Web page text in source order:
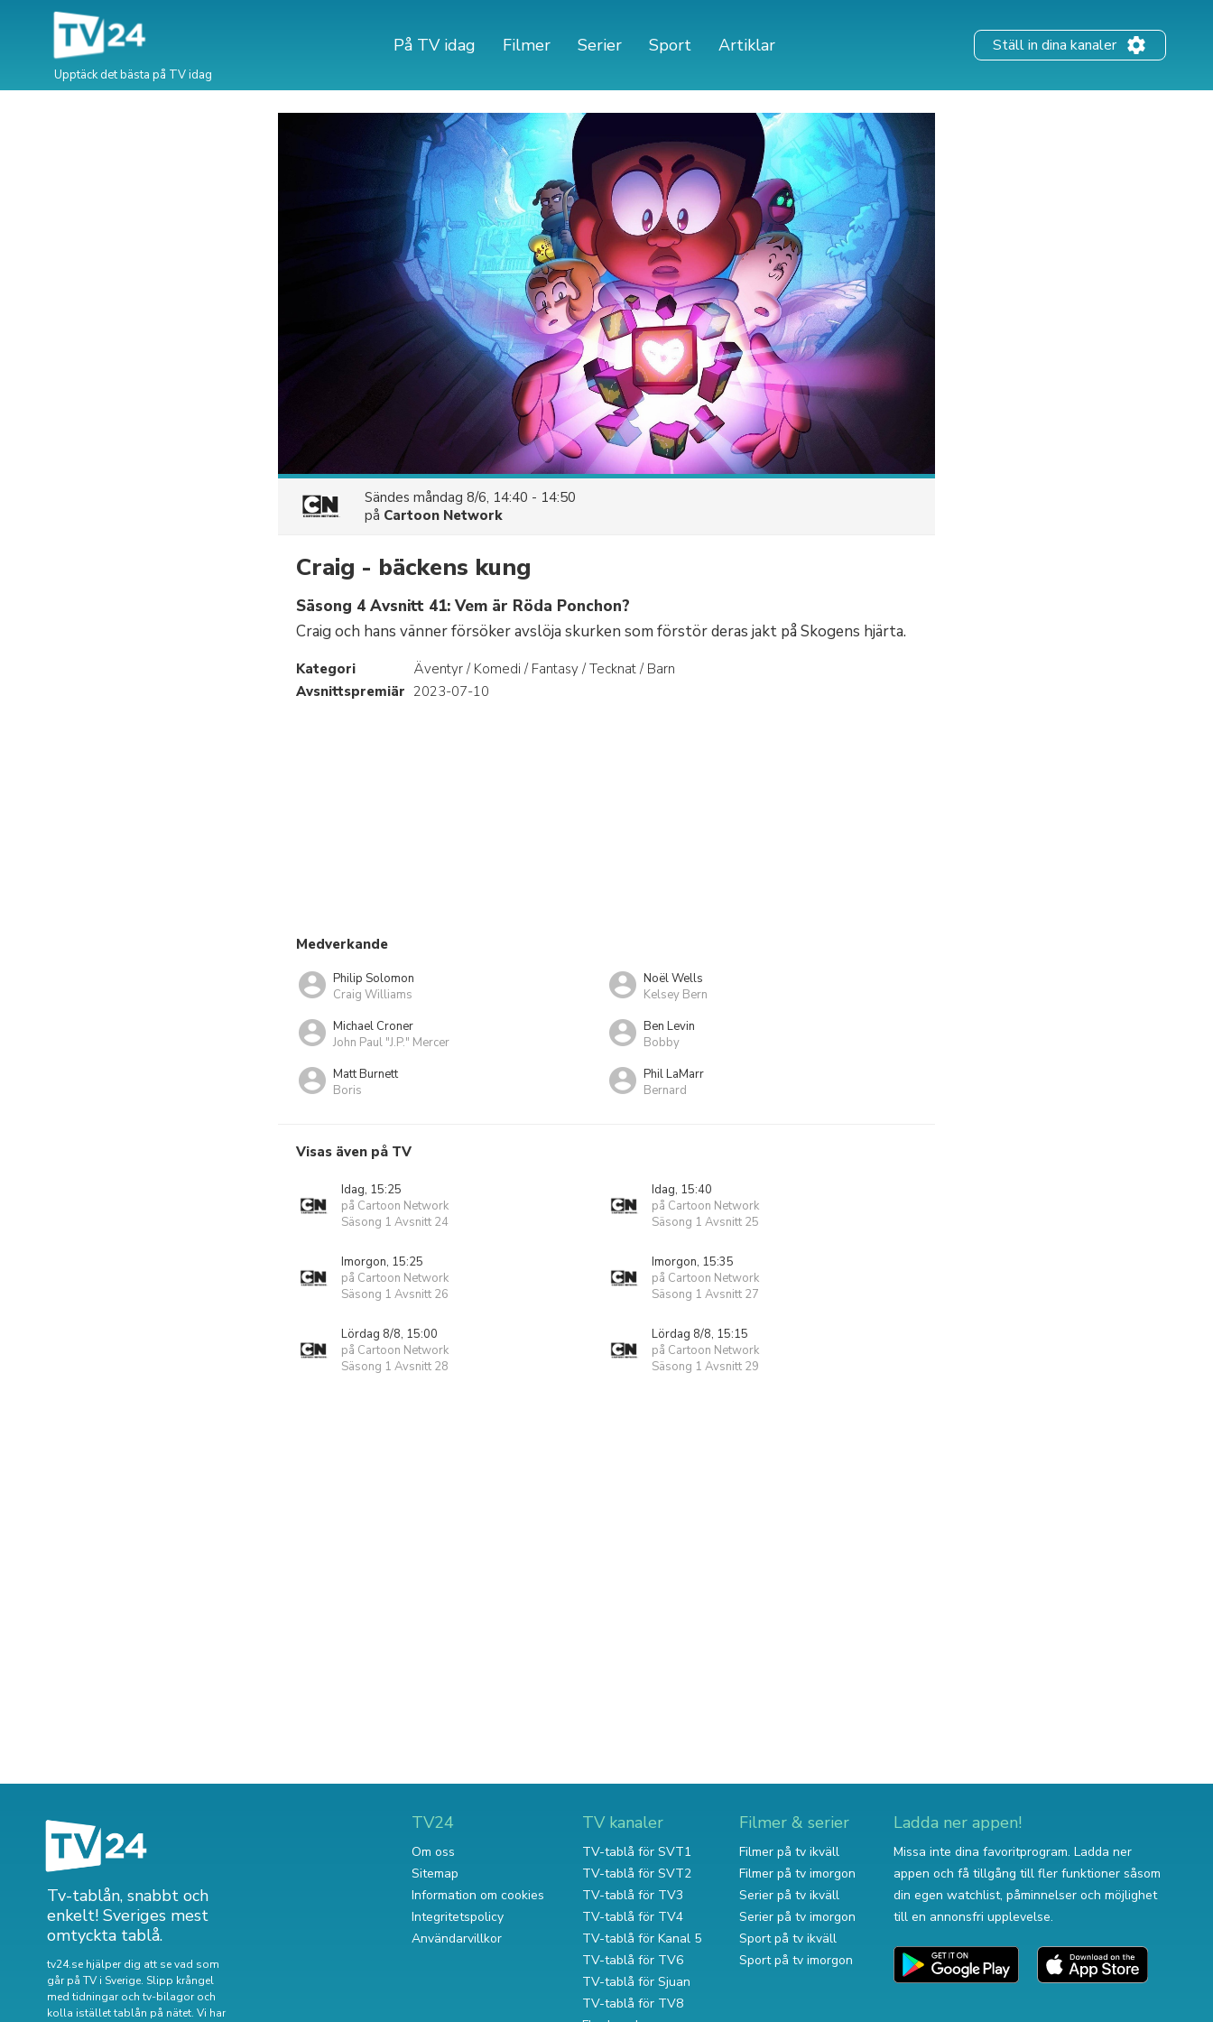
Upptäck det bästa på TV idag
På TV idag Filmer Serier Sport Artiklar Ställ in dina kanaler
Sändes måndag 8/6, 14:40 - 14:50
på Cartoon Network
Craig - bäckens kung
Säsong 4 Avsnitt 41: Vem är Röda Ponchon?
Craig och hans vänner försöker avslöja skurken som förstör deras jakt på Skogens hjärta.
Kategori
Äventyr / Komedi / Fantasy / Tecknat / Barn
Avsnittspremiär 2023-07-10
Medverkande
Philip Solomon
Craig Williams
Noël Wells
Kelsey Bern
Michael Croner
John Paul "J.P." Mercer
Ben Levin
Bobby
Matt Burnett
Boris
Phil LaMarr
Bernard
Visas även på TV
Idag, 15:25
på Cartoon Network
Säsong 1 Avsnitt 24
Idag, 15:40
på Cartoon Network
Säsong 1 Avsnitt 25
Imorgon, 15:25
på Cartoon Network
Säsong 1 Avsnitt 26
Imorgon, 15:35
på Cartoon Network
Säsong 1 Avsnitt 27
Lördag 8/8, 15:00
på Cartoon Network
Säsong 1 Avsnitt 28
Lördag 8/8, 15:15
på Cartoon Network
Säsong 1 Avsnitt 29
Tv-tablån, snabbt och
enkelt! Sveriges mest
omtyckta tablå.
tv24.se hjälper dig att se vad som
går på TV i Sverige. Slipp krångel
med tidningar och tv-bilagor och
kolla istället tablån på nätet. Vi har
TV24
Om oss
Sitemap
Information om cookies
Integritetspolicy
Användarvillkor
TV kanaler
TV-tablå för SVT1
TV-tablå för SVT2
TV-tablå för TV3
TV-tablå för TV4
TV-tablå för Kanal 5
TV-tablå för TV6
TV-tablå för Sjuan
TV-tablå för TV8
Filmer & serier
Filmer på tv ikväll
Filmer på tv imorgon
Serier på tv ikväll
Serier på tv imorgon
Sport på tv ikväll
Sport på tv imorgon
Ladda ner appen!
Missa inte dina favoritprogram. Ladda ner
appen och få tillgång till fler funktioner såsom
din egen watchlist, påminnelser och möjlighet
till en annonsfri upplevelse.